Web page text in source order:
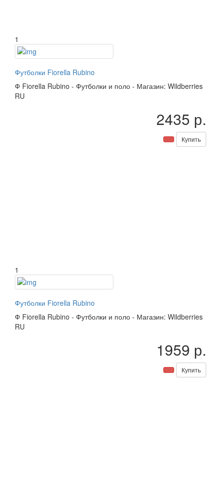
1
Футболки Fiorella Rubino
Ф Fiorella Rubino - Футболки и поло - Магазин: Wildberries
RU
2435 р.
Купить
1
Футболки Fiorella Rubino
Ф Fiorella Rubino - Футболки и поло - Магазин: Wildberries
RU
1959 р.
Купить